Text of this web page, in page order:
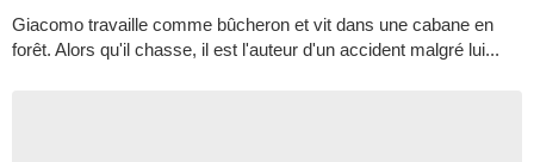
Giacomo travaille comme bûcheron et vit dans une cabane en
forêt. Alors qu'il chasse, il est l'auteur d'un accident malgré lui...